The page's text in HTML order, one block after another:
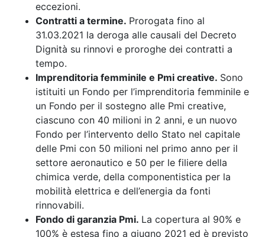
eccezioni.
Contratti a termine. Prorogata fino al
31.03.2021 la deroga alle causali del Decreto
Dignità su rinnovi e proroghe dei contratti a
tempo.
Imprenditoria femminile e Pmi creative. Sono
istituiti un Fondo per l’imprenditoria femminile e
un Fondo per il sostegno alle Pmi creative,
ciascuno con 40 milioni in 2 anni, e un nuovo
Fondo per l’intervento dello Stato nel capitale
delle Pmi con 50 milioni nel primo anno per il
settore aeronautico e 50 per le filiere della
chimica verde, della componentistica per la
mobilità elettrica e dell’energia da fonti
rinnovabili.
Fondo di garanzia Pmi. La copertura al 90% e
100% è estesa fino a giugno 2021 ed è previsto